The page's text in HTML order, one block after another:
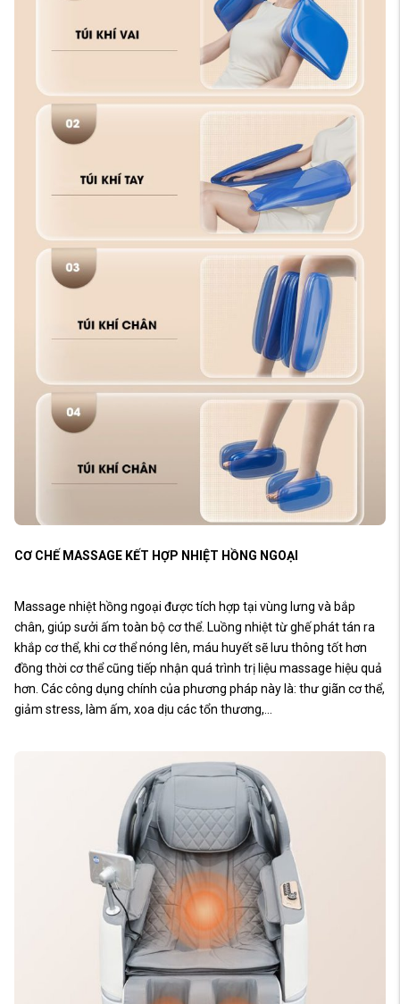
CƠ CHẾ MASSAGE KẾT HỢP NHIỆT HỒNG NGOẠI
Massage nhiệt hồng ngoại được tích hợp tại vùng lưng và bắp
chân, giúp sưởi ấm toàn bộ cơ thể. Luồng nhiệt từ ghế phát tán ra
khắp cơ thể, khi cơ thể nóng lên, máu huyết sẽ lưu thông tốt hơn
đồng thời cơ thể cũng tiếp nhận quá trình trị liệu massage hiệu quả
hơn. Các công dụng chính của phương pháp này là: thư giãn cơ thể,
giảm stress, làm ấm, xoa dịu các tổn thương,…